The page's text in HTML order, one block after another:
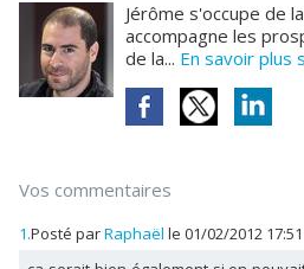
Jérôme s'occupe de
accompagne les
de la... En savoir plus
Vos commentaires
1.Posté parRaphaël le 01/02/2012 17:51